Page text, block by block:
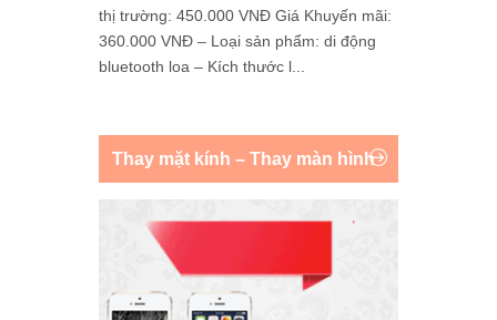
thị trường: 450.000 VNĐ Giá Khuyến mãi:
360.000 VNĐ – Loại sản phẩm: di động
bluetooth loa – Kích thước l...
Thay mặt kính – Thay màn hình